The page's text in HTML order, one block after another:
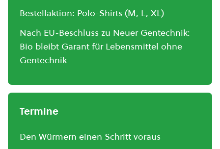
Bestellaktion: Polo-Shirts (M, L, XL)
Nach EU-Beschluss zu Neuer Gentechnik:
Bio bleibt Garant für Lebensmittel ohne
Gentechnik
Termine
Den Würmern einen Schritt voraus